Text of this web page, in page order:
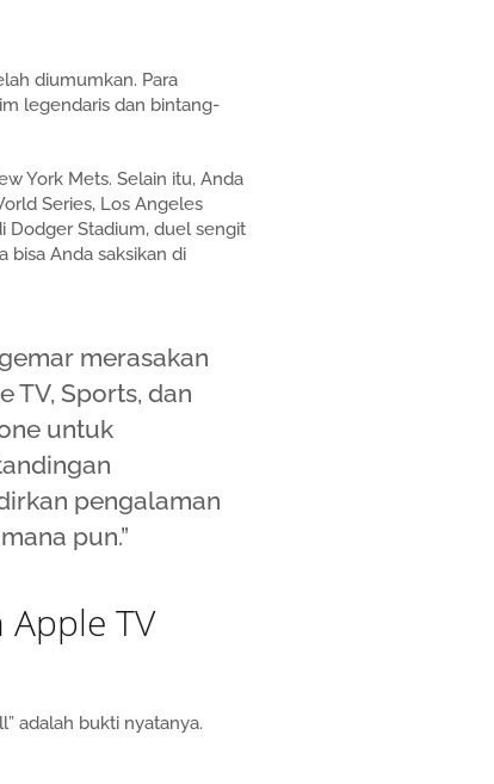
diumumkan. Para
legendaris dan bintang-
York Mets. Selain itu, Anda
Series, Los Angeles
Dodger Stadium, duel sengit
bisa Anda saksikan di
merasakan
TV, Sports, dan
untuk
pengalaman
pun.”
TV
adalah bukti nyatanya.